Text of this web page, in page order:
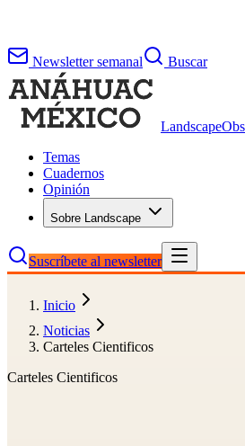
Newsletter semanal Buscar
Landscape
Temas
Cuadernos
Opinión
Sobre Landscape
Suscríbete al newsletter
Inicio
Noticias
Carteles Cientificos
Carteles Cientificos